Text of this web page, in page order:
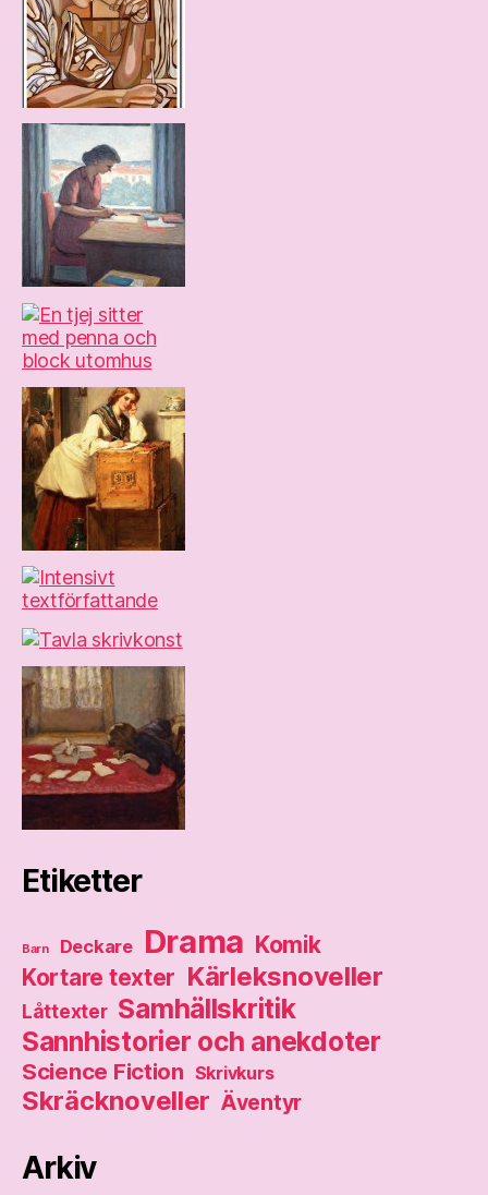
Etiketter
Barn Deckare Drama Komik
Kortare texter Kärleksnoveller
Låttexter Samhällskritik
Sannhistorier och anekdoter
Science Fiction Skrivkurs
Skräcknoveller Äventyr
Arkiv